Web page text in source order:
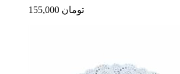
155,000 تومان